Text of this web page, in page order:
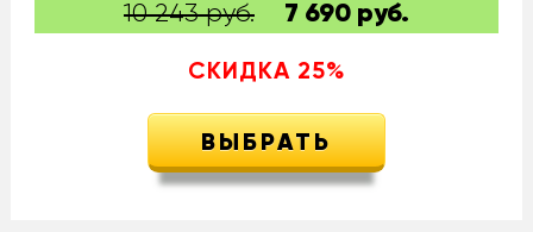
10 243 руб. 7 690руб.
СКИДКА 25%
ВЫБРАТЬ